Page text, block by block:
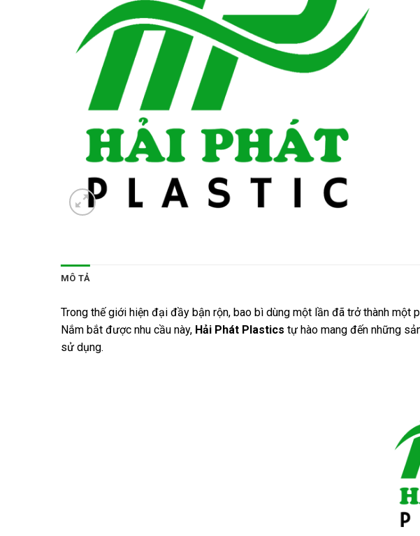
MÔ TẢ
Trong thế giới hiện đại đầy bận rộn, bao bì dùng một lần đã trở thành một
Nắm bắt được nhu cầu này, Hải Phát Plastics tự hào mang đến những
sử dụng.